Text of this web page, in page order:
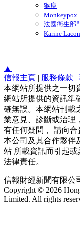
猴痘
Monkeypox
法國衞生部
Karine
▲
信報主頁 | 服務條款 |
本網站所提供之一切
網站所提供的資訊準
確無誤。本網站刊載
業意見、診斷或治理
有任何疑問， 請向合
本公司及其合作夥伴
站 所載資訊而引起
法律責任。
信報財經新聞有限公
Copyright © 2026
Limited. All rights